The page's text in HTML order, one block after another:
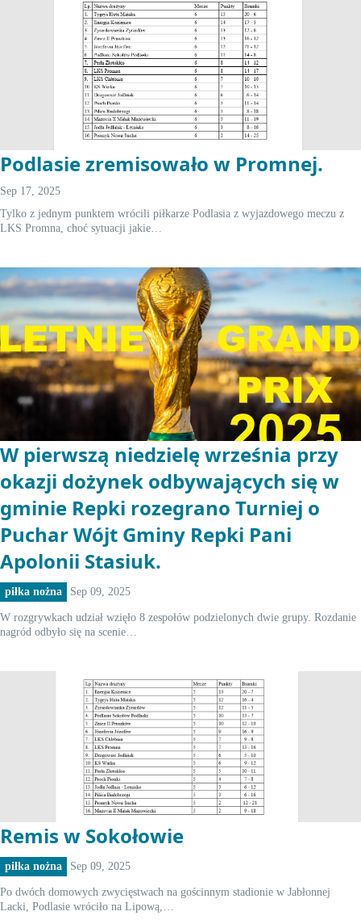
Podlasie zremisowało w Promnej.
Sep 17, 2025
Tylko z jednym punktem wrócili piłkarze Podlasia z wyjazdowego meczu z
LKS Promna, choć sytuacji jakie…
W pierwszą niedzielę września przy
okazji dożynek odbywających się w
gminie Repki rozegrano Turniej o
Puchar Wójt Gminy Repki Pani
Apolonii Stasiuk.
piłka nożna Sep 09, 2025
W rozgrywkach udział wzięło 8 zespołów podzielonych dwie grupy. Rozdanie
nagród odbyło się na scenie…
Remis w Sokołowie
piłka nożna Sep 09, 2025
Po dwóch domowych zwycięstwach na gościnnym stadionie w Jabłonnej
Lacki, Podlasie wróciło na Lipową,…